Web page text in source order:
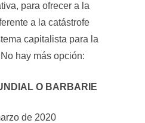
para ofrecer a la
a la catástrofe
capitalista para la
hay más opción:
O BARBARIE
de 2020